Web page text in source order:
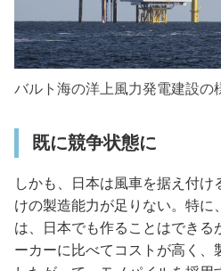
バルト海の洋上風力発電建設の
既に競争状態に
しかも、日本は風車を据え付
けの製造能力が足りない。特
は、日本でも作ることはできる
ーカーに比べてコストが高く、